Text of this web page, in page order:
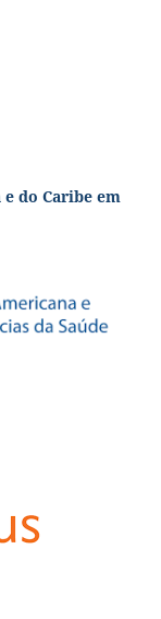
do Caribe em